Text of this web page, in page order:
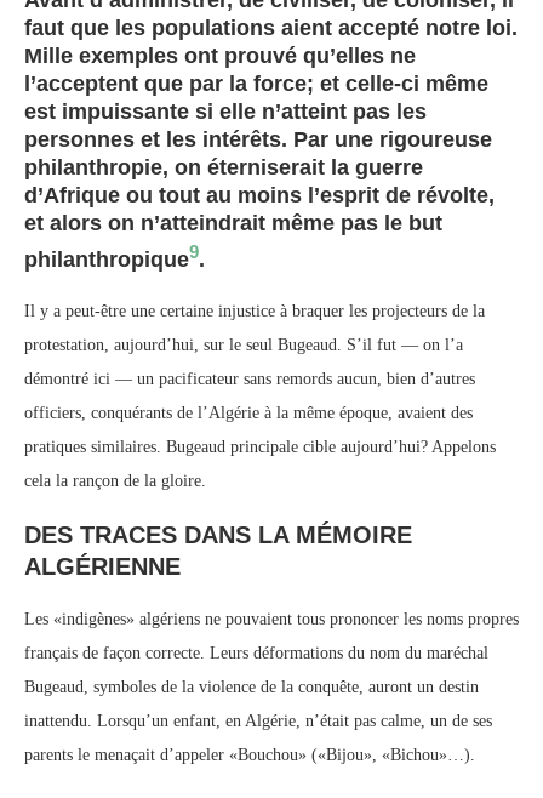
faut que les populations aient accepté notre loi.
Mille exemples ont prouvé qu’elles ne
l’acceptent que par la force; et celle-ci même
est impuissante si elle n’atteint pas les
personnes et les intérêts. Par une rigoureuse
philanthropie, on éterniserait la guerre
d’Afrique ou tout au moins l’esprit de révolte,
et alors on n’atteindrait même pas le but
philanthropique9.
Il y a peut-être une certaine injustice à braquer les projecteurs de la
protestation, aujourd’hui, sur le seul Bugeaud. S’il fut — on l’a
démontré ici — un pacificateur sans remords aucun, bien d’autres
officiers, conquérants de l’Algérie à la même époque, avaient des
pratiques similaires. Bugeaud principale cible aujourd’hui? Appelons
cela la rançon de la gloire.
DES TRACES DANS LA MÉMOIRE
ALGÉRIENNE
Les «indigènes» algériens ne pouvaient tous prononcer les noms propres
français de façon correcte. Leurs déformations du nom du maréchal
Bugeaud, symboles de la violence de la conquête, auront un destin
inattendu. Lorsqu’un enfant, en Algérie, n’était pas calme, un de ses
parents le menaçait d’appeler «Bouchou» («Bijou», «Bichou»…).